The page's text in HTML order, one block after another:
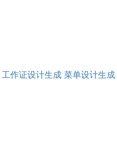
工作证设计生成 菜单设计生成